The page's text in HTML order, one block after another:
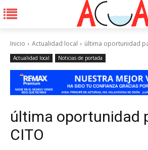
Inicio Actualidad local última oportunidad
Actualidad local Noticias de portada
última oportunidad
CITO